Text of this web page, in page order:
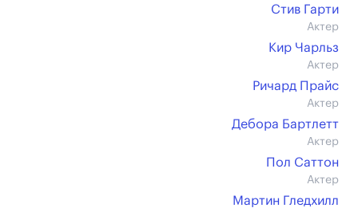
Стив Гарти
Актер
Кир Чарльз
Актер
Ричард Прайс
Актер
Дебора Бартлетт
Актер
Пол Саттон
Актер
Мартин Гледхилл